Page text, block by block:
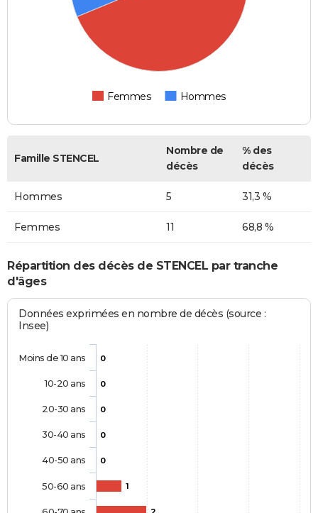
Femmes Hommes
Famille STENCEL
Nombre de
décès
% des
décès
Hommes 5 31,3 %
Femmes 11 68,8 %
Répartition des décès de STENCEL par tranche
d'âges
Données exprimées en nombre de décès (source :
Insee)
0
0
0
0
0
1
Moins de 10 ans
10-20 ans
20-30 ans
30-40 ans
40-50 ans
50-60 ans